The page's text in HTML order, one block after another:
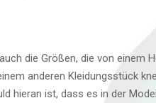
die Größen, die von einem
anderen Kleidungsstück
hieran ist, dass es in der